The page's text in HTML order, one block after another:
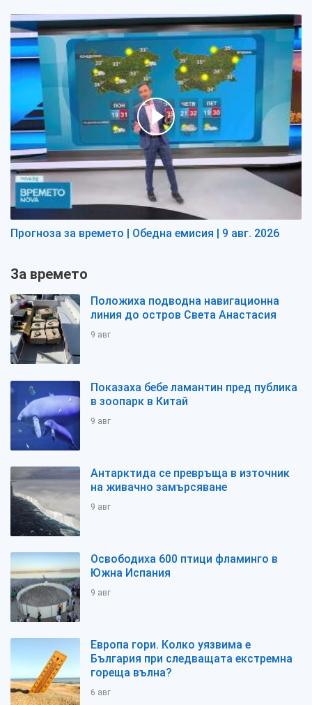
Прогноза за времето | Обедна емисия | 9 авг. 2026
За времето
Положиха подводна навигационна
линия до остров Света Анастасия
9 авг
Показаха бебе ламантин пред публика
в зоопарк в Китай
9 авг
Антарктида се превръща в източник
на живачно замърсяване
9 авг
Освободиха 600 птици фламинго в
Южна Испания
9 авг
Европа гори. Колко уязвима е
България при следващата екстремна
гореща вълна?
6 авг